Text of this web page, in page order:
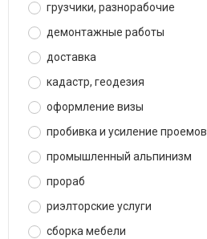
грузчики, разнорабочие
демонтажные работы
доставка
кадастр, геодезия
оформление визы
пробивка и усиление проемов
промышленный альпинизм
прораб
риэлторские услуги
сборка мебели